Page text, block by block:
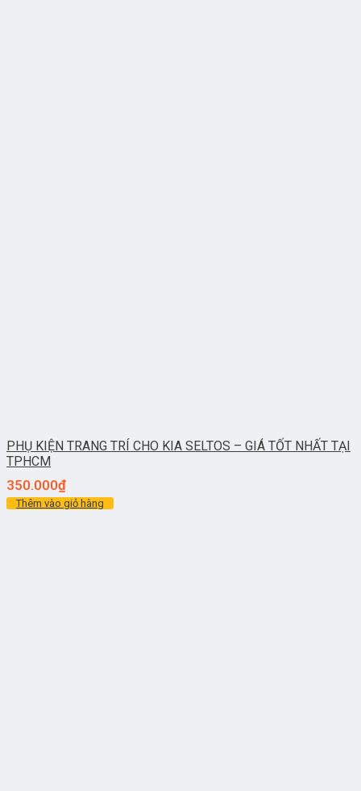
PHỤ KIỆN TRANG TRÍ CHO KIA SELTOS – GIÁ TỐT NHẤT TẠI
TPHCM
350.000₫
Thêm vào giỏ hàng